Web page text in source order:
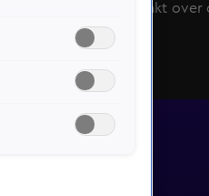
boek gemaakt
Qatar, want
gewonnen van het
staat midden
fans in Gorinchem.